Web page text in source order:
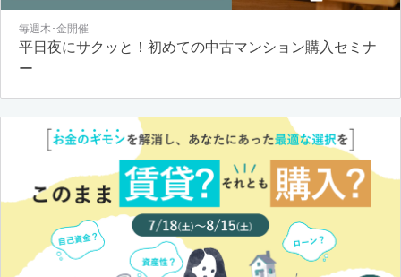
毎週木･金開催
平日夜にサクッと！初めての中古マンション購入セミナ
ー